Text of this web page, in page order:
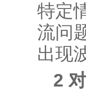
特定
流问
出现
2